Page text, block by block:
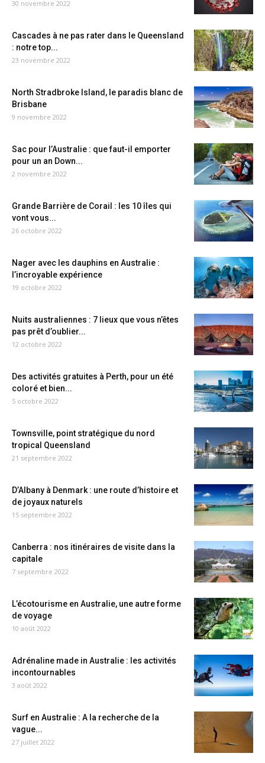
30 novembre 2022
Cascades à ne pas rater dans le Queensland
: notre top...
23 novembre 2022
North Stradbroke Island, le paradis blanc de
Brisbane
9 novembre 2022
Sac pour l’Australie : que faut-il emporter
pour un an Down...
2 novembre 2022
Grande Barrière de Corail : les 10 îles qui
vont vous...
26 octobre 2022
Nager avec les dauphins en Australie :
l’incroyable expérience
19 octobre 2022
Nuits australiennes : 7 lieux que vous n’êtes
pas prêt d’oublier...
12 octobre 2022
Des activités gratuites à Perth, pour un été
coloré et bien...
5 octobre 2022
Townsville, point stratégique du nord
tropical Queensland
21 septembre 2022
D’Albany à Denmark : une route d’histoire et
de joyaux naturels
15 septembre 2022
Canberra : nos itinéraires de visite dans la
capitale
7 septembre 2022
L’écotourisme en Australie, une autre forme
de voyage
10 août 2022
Adrénaline made in Australie : les activités
incontournables
3 août 2022
Surf en Australie : A la recherche de la
vague...
27 juillet 2022